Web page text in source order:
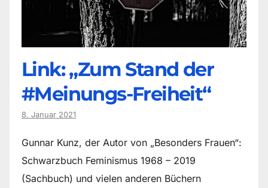
Link: „Zum Stand der
#Meinungs-Freiheit“
8. Januar 2021
Gunnar Kunz, der Autor von „Besonders Frauen“:
Schwarzbuch Feminismus 1968 – 2019
(Sachbuch) und vielen anderen Büchern